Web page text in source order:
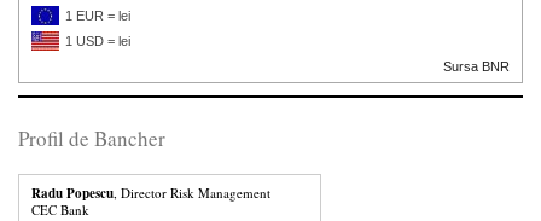
1 EUR = lei
1 USD = lei
Sursa BNR
Profil de Bancher
Radu Popescu, Director Risk Management
CEC Bank